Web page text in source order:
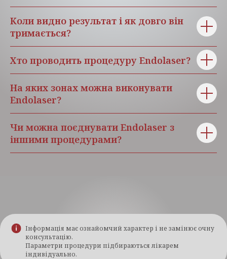
Коли видно результат і як довго він
тримається?
Хто проводить процедуру Endolaser?
На яких зонах можна виконувати
Endolaser?
Чи можна поєднувати Endolaser з
іншими процедурами?
Інформація має ознайомчий характер і не замінює очну
консультацію.
Параметри процедури підбираються лікарем
індивідуально.